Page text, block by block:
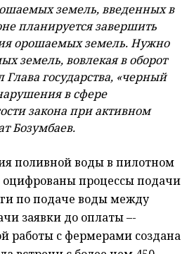
земель, введенных в
планируется завершить
орошаемых земель. Нужно
земель, вовлекая в оборот
государства, «черный
в сфере
закона при активном
Бозумбаев.
поливной воды в пилотном
оцифрованы процессы подачи
по подаче воды между
заявки до оплаты –-
работы с фермерами создана